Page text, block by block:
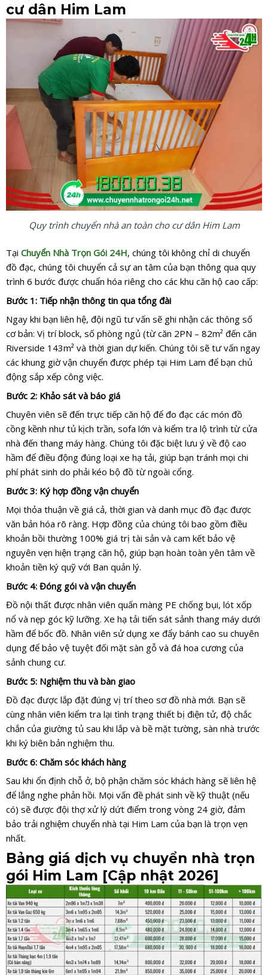
cư dân Him Lam
Quy trình chuyển nhà an toàn cho cư dân Him Lam
Tại Chuyển Nhà Trọn Gói 24H, chúng tôi không chỉ di chuyển
đồ đạc, chúng tôi chuyển cả sự an tâm của bạn thông qua quy
trình 6 bước được chuẩn hóa riêng cho các khu căn hộ cao cấp:
Bước 1: Tiếp nhận thông tin qua tổng đài
Ngay khi bạn liên hệ, đội ngũ tư vấn sẽ ghi nhận các thông số
cơ bản: Vị trí block, số phòng ngủ (từ căn 2PN – 82m² đến căn
Riverside 143m² và thời gian dự kiến. Chúng tôi sẽ tư vấn ngay
các khung giờ vận chuyển được phép tại Him Lam để bạn chủ
động sắp xếp công việc.
Bước 2: Khảo sát và báo giá
Chuyên viên sẽ đến trực tiếp căn hộ để đo đạc các món đồ
cồng kềnh như tủ kịch trần, sofa lớn và kiểm tra lộ trình từ cửa
nhà đến thang máy hàng. Chúng tôi đặc biệt lưu ý về độ cao
hầm để điều động đúng loại xe hạ tải, giúp bạn tránh mọi chi
phí phát sinh do phải kéo bộ đồ từ ngoài cổng.
Bước 3: Ký hợp đồng vận chuyển
Mọi thỏa thuận về giá cả, thời gian và danh mục đồ đạc được
văn bản hóa rõ ràng. Hợp đồng của chúng tôi bao gồm điều
khoản bồi thường 100% giá trị tài sản và cam kết bảo vệ
nguyên vẹn hiện trạng căn hộ, giúp bạn hoàn toàn yên tâm về
khoản tiền ký quỹ với Ban quản lý.
Bước 4: Đóng gói và vận chuyển
Đồ nội thất được nhân viên quấn màng PE chống bụi, lót xốp
nổ và nẹp góc kỹ lưỡng. Xe hạ tải tiến sát sảnh thang máy dưới
hầm để bốc đồ. Nhân viên sử dụng xe đẩy bánh cao su chuyên
dụng để bảo vệ tuyệt đối mặt sàn gỗ và đá hoa cương của
sảnh chung cư.
Bước 5: Nghiệm thu và bàn giao
Đồ đạc được lắp đặt đúng vị trí theo sơ đồ nhà mới. Bạn sẽ
cùng nhân viên kiểm tra lại tình trạng thiết bị điện tử, độ chắc
chắn của giường tủ sau khi lắp và bề mặt tường, sàn nhà trước
khi ký biên bản nghiệm thu.
Bước 6: Chăm sóc khách hàng
Sau khi ổn định chỗ ở, bộ phận chăm sóc khách hàng sẽ liên hệ
để lắng nghe phản hồi. Mọi vấn đề phát sinh về kỹ thuật (nếu
có) sẽ được đội thợ xử lý dứt điểm trong vòng 24 giờ, đảm
bảo trải nghiệm chuyển nhà tại Him Lam của bạn là trọn vẹn
nhất.
Bảng giá dịch vụ chuyển nhà trọn
gói Him Lam [Cập nhật 2026]